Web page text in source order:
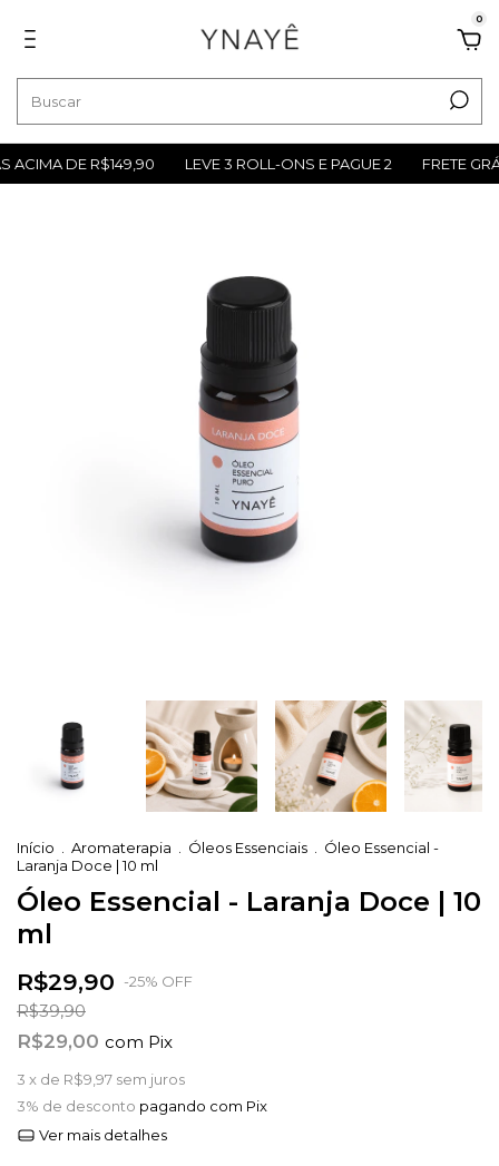
0
DE R$149,90 LEVE 3 ROLL-ONS E PAGUE 2 FRETE
Início Aromaterapia Óleos Essenciais
Óleo Essencial -
Laranja Doce | 10 ml
Óleo Essencial - Laranja Doce | 10
ml
R$29,90 -25% OFF
R$39,90
R$29,00 com Pix
3 x de R$9,97 sem juros
3% de desconto pagando com Pix
Ver mais detalhes